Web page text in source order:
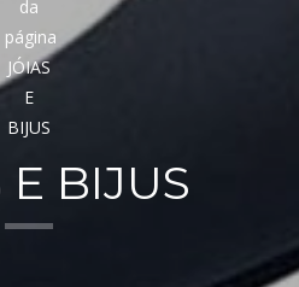
BIJUS